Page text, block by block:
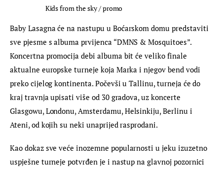
Kids from the sky / promo
Baby Lasagna će na nastupu u Boćarskom domu predstaviti
sve pjesme s albuma prvijenca “DMNS & Mosquitoes”.
Koncertna promocija debi albuma bit će veliko finale
aktualne europske turneje koja Marka i njegov bend vodi
preko cijelog kontinenta. Počevši u Tallinu, turneja će do
kraj travnja upisati više od 30 gradova, uz koncerte
Glasgowu, Londonu, Amsterdamu, Helsinkiju, Berlinu i
Ateni, od kojih su neki unaprijed rasprodani.
Kao dokaz sve veće inozemne popularnosti u jeku izuzetno
uspješne turneje potvrđen je i nastup na glavnoj pozornici